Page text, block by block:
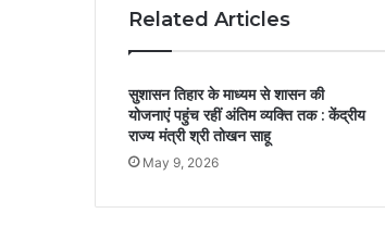
Related Articles
सुशासन तिहार के माध्यम से शासन की
योजनाएं पहुंच रहीं अंतिम व्यक्ति तक : केंद्रीय
राज्य मंत्री श्री तोखन साहू
May 9, 2026